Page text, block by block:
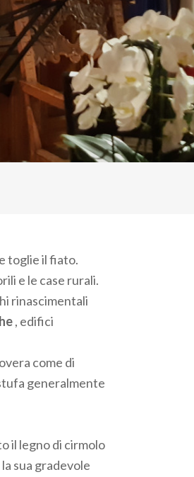
toglie il fiato.
e le case rurali.
rinascimentali
, edifici
come di
generalmente
il legno di cirmolo
sua gradevole